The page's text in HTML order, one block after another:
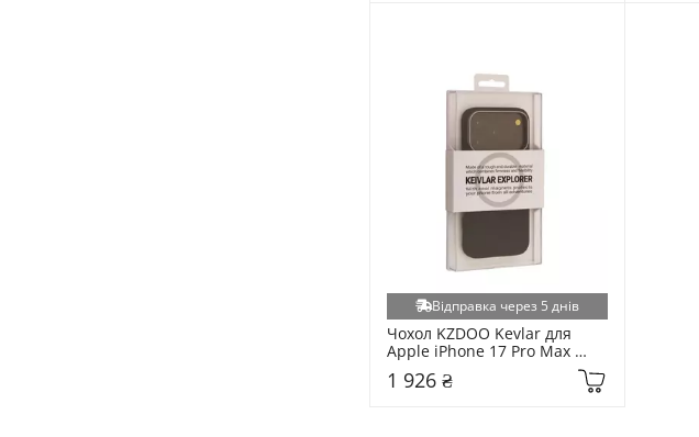
Відправка через 5 днів
Чохол KZDOO Kevlar для
Apple iPhone 17 Pro Max
1 926 ₴